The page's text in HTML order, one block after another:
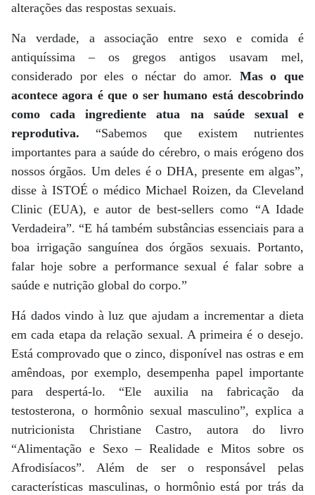
alterações das respostas sexuais.
Na verdade, a associação entre sexo e comida é
antiquíssima – os gregos antigos usavam mel,
considerado por eles o néctar do amor. Mas o que
acontece agora é que o ser humano está descobrindo
como cada ingrediente atua na saúde sexual e
reprodutiva. “Sabemos que existem nutrientes
importantes para a saúde do cérebro, o mais erógeno dos
nossos órgãos. Um deles é o DHA, presente em algas”,
disse à ISTOÉ o médico Michael Roizen, da Cleveland
Clinic (EUA), e autor de best-sellers como “A Idade
Verdadeira”. “E há também substâncias essenciais para a
boa irrigação sanguínea dos órgãos sexuais. Portanto,
falar hoje sobre a performance sexual é falar sobre a
saúde e nutrição global do corpo.”
Há dados vindo à luz que ajudam a incrementar a dieta
em cada etapa da relação sexual. A primeira é o desejo.
Está comprovado que o zinco, disponível nas ostras e em
amêndoas, por exemplo, desempenha papel importante
para despertá-lo. “Ele auxilia na fabricação da
testosterona, o hormônio sexual masculino”, explica a
nutricionista Christiane Castro, autora do livro
“Alimentação e Sexo – Realidade e Mitos sobre os
Afrodisíacos”. Além de ser o responsável pelas
características masculinas, o hormônio está por trás da